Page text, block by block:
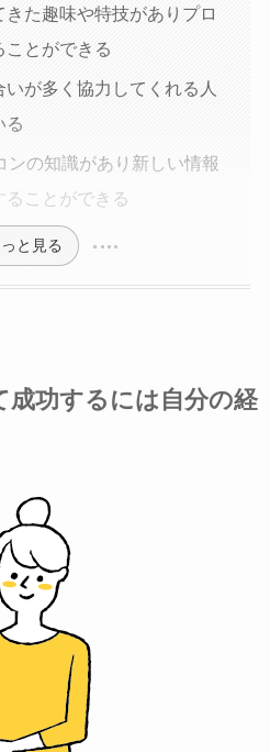
きた趣味や特技がありプロ
ことができる
いが多く協力してくれる人
る
ンの知識があり新しい情報
ることができる
と見る
成功するには自分の経